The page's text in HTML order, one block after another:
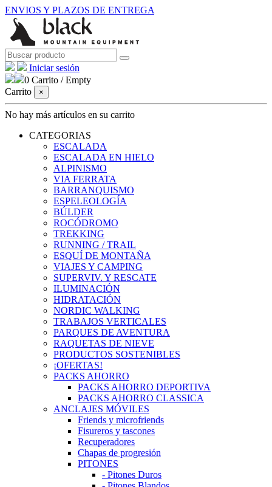
ENVIOS Y PLAZOS DE ENTREGA
Iniciar sesión
0 Carrito /Empty
Carrito
×
No hay más artículos en su carrito
CATEGORIAS
ESCALADA
ESCALADA EN HIELO
ALPINISMO
VIA FERRATA
BARRANQUISMO
ESPELEOLOGÍA
BÚLDER
ROCÓDROMO
TREKKING
RUNNING / TRAIL
ESQUÍ DE MONTAÑA
VIAJES Y CAMPING
SUPERVIV. Y RESCATE
ILUMINACIÓN
HIDRATACIÓN
NORDIC WALKING
TRABAJOS VERTICALES
PARQUES DE AVENTURA
RAQUETAS DE NIEVE
PRODUCTOS SOSTENIBLES
¡OFERTAS!
PACKS AHORRO
PACKS AHORRO DEPORTIVA
PACKS AHORRO CLASSICA
ANCLAJES MÓVILES
Friends y microfriends
Fisureros y tascones
Recuperadores
Chapas de progresión
PITONES
- Pitones Duros